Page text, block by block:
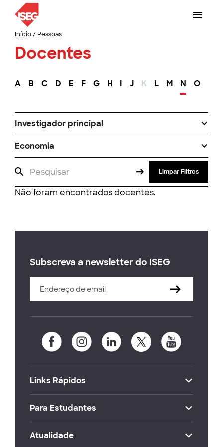
Início/ Pessoas
Docentes
A B C D E F G H I J K L M N O
Investigador principal
Economia
Limpar Filtros
Não foram encontrados docentes.
Subscreva a newsletter do ISEG
Links Rápidos
Para Estudantes
Atualidade